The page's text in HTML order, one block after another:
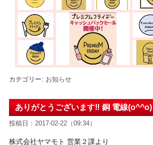
カテゴリー: お知らせ
ありがとうございます‼︎ 銅 電線(o^^o)
投稿日：2017-02-22（09:34）
株式会社ヤマモト 営業２課より